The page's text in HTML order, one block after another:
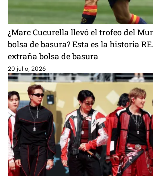
¿Marc Cucurella llevó el trofeo del
bolsa de basura? Esta es la historia
extraña bolsa de basura
20 julio, 2026